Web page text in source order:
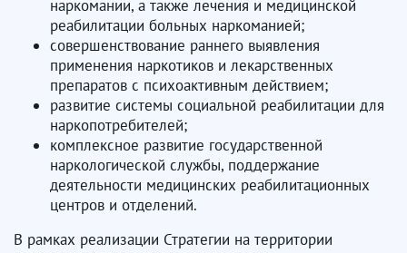
наркомании, а также лечения и медицинской
реабилитации больных наркоманией;
совершенствование раннего выявления
применения наркотиков и лекарственных
препаратов с психоактивным действием;
развитие системы социальной реабилитации для
наркопотребителей;
комплексное развитие государственной
наркологической службы, поддержание
деятельности медицинских реабилитационных
центров и отделений.
В рамках реализации Стратегии на территории